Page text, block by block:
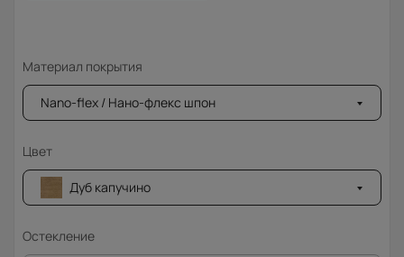
Материал покрытия
Nano-flex / Нано-флекс шпон
Цвет
Дуб капучино
Остекление